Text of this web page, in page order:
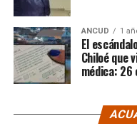
ANCUD 1
El
Chiloé que
médica: 26